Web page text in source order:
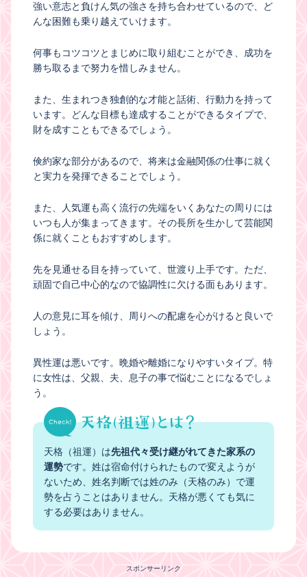
強い意志と負けん気の強さを持ち合わせているので、ど
んな困難も乗り越えていけます。
何事もコツコツとまじめに取り組むことができ、成功を
勝ち取るまで努力を惜しみません。
また、生まれつき独創的な才能と話術、行動力を持って
います。どんな目標も達成することができるタイプで、
財を成すこともできるでしょう。
倹約家な部分があるので、将来は金融関係の仕事に就く
と実力を発揮できることでしょう。
また、人気運も高く流行の先端をいくあなたの周りには
いつも人が集まってきます。その長所を生かして芸能関
係に就くこともおすすめします。
先を見通せる目を持っていて、世渡り上手です。ただ、
頑固で自己中心的なので協調性に欠ける面もあります。
人の意見に耳を傾け、周りへの配慮を心がけると良いで
しょう。
異性運は悪いです。晩婚や離婚になりやすいタイプ。特
に女性は、父親、夫、息子の事で悩むことになるでしょ
う。
天格（祖運）は先祖代々受け継がれてきた家系の
運勢です。姓は宿命付けられたもので変えようが
ないため、姓名判断では姓のみ（天格のみ）で運
勢を占うことはありません。天格が悪くても気に
する必要はありません。
スポンサーリンク